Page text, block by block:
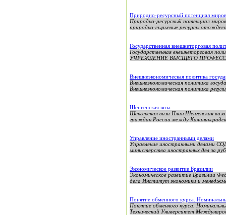
Природно-ресурсный потенциал
Природно-ресурсный потенциал
природно-сырьевые ресурсы
Государственная внешнеторговая
Государственная
УЧРЕЖДЕНИЕ ВЫСЩЕГО
Внешнеэкономическая политика
Внешнеэкономическая политика
Внешнеэкономическая политика
Шенгенская виза
Шенгенская виза План Шенгенская
граждан России между
Управление иностранными делами
Управление иностранными делами
министерства иностранных дел за
Экономическое развитие Бразилии
Экономическое развитие Бразилии
дела Институт экономики и
Понятие обменного курса.
Понятие обменного курса.
Технический Университет